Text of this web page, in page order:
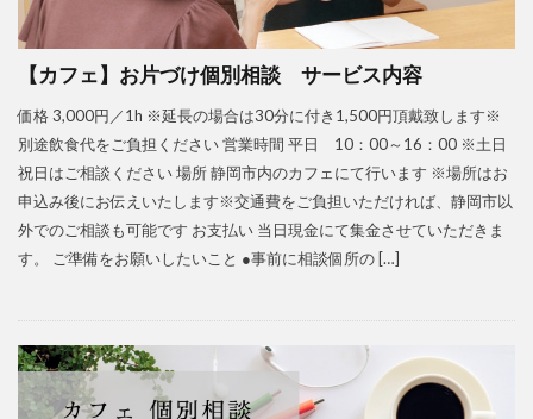
【カフェ】お片づけ個別相談 サービス内容
価格 3,000円／1h ※延長の場合は30分に付き1,500円頂戴致します※
別途飲食代をご負担ください 営業時間 平日 10：00～16：00 ※土日
祝日はご相談ください 場所 静岡市内のカフェにて行います ※場所はお
申込み後にお伝えいたします※交通費をご負担いただければ、静岡市以
外でのご相談も可能です お支払い 当日現金にて集金させていただきま
す。 ご準備をお願いしたいこと ●事前に相談個所の […]